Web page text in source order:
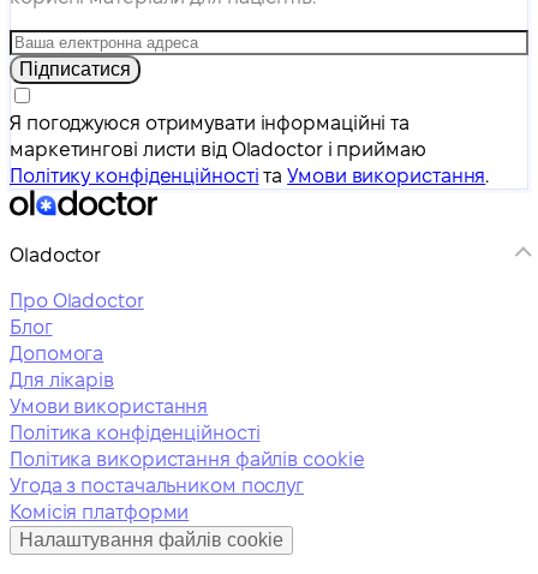
Підписатися
Я погоджуюся отримувати інформаційні та
маркетингові листи від Oladoctor і приймаю
Політику конфіденційності таУмови використання.
Oladoctor
Про Oladoctor
Блог
Допомога
Для лікарів
Умови використання
Політика конфіденційності
Політика використання файлів cookie
Угода з постачальником послуг
Комісія платформи
Налаштування файлів cookie